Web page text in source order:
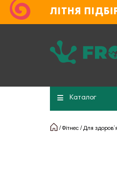
ЛІТНЯ
Каталог
Фітнес Для